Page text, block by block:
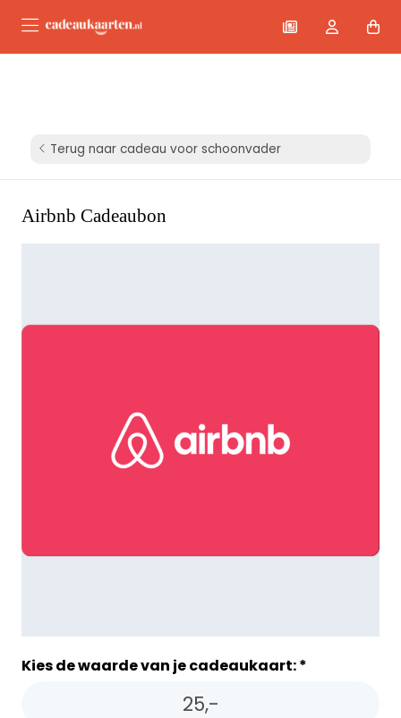
Terug naar cadeau voor schoonvader
Airbnb Cadeaubon
Kies de waarde van je cadeaukaart: *
25,-